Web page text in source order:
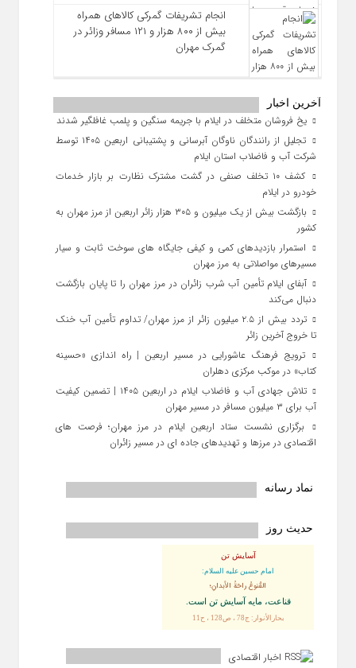
انجام تشریفات گمرکی کالاهای همراه
بیش از ۸۰۰ هزار و ۱۲۱ مسافر وزائر در
گمرک مهران
آخرین اخبار
یخ‌ فروشان متخلف در ایلام با جریمه سنگین و پلمب غافلگیر شدند
تجلیل از رانندگان ناوگان آبرسانی و پشتیبانی اربعین ۱۴۰۵ توسط
شرکت آب و فاضلاب استان ایلام
کشف ۱۰ تخلف صنفی در گشت مشترک نظارت بر بازار خدمات
خودرو در ایلام
بازگشت بیش از یک میلیون و ۳۰۵ هزار زائر اربعین از مرز مهران به
کشور
استمرار بازدیدهای کمی و کیفی جایگاه‌ های سوخت ثابت و سیار
مسیرهای مواصلاتی به مرز مهران
آبفای ایلام تأمین آب شرب زائران در مرز مهران را تا پایان بازگشت
دنبال می‌کند
تردد بیش از ۲.۵ میلیون زائر از مرز مهران/ تداوم تأمین آب خنک
تا خروج آخرین زائر
ترویج فرهنگ عاشورایی در مسیر اربعین | راه‌ اندازی «حسینه
کتاب» در موکب مرکزی دهلران
تلاش جهادی آب و فاضلاب ایلام در اربعین ۱۴۰۵ | تضمین کیفیت
آب برای ۳ میلیون مسافر در مسیر مهران
برگزاری نشست ستاد اربعین ایلام در مرز مهران؛ فرصت‌ های
اقتصادی در مرزها و تهدیدهای جاده‌ ای در مسیر زائران
نماد رسانه
حدیث روز
آسایش تن
امام حسین علیه السلام:
القُنوعُ راحَةُ الأبدانِ؛
قناعت، مايه آسايش تن است.
بحارالأنوار: ج78 ، ص128 ، ح11
اخبار اقتصادی